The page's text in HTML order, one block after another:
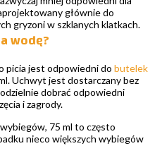
głównie do
gryzoni w szklanych klatkach.
wodę?
picia jest odpowiedni do butelek
Uchwyt jest dostarczany bez
dobrać odpowiedni
i zagrody.
75 ml to często
nieco większych wybiegów